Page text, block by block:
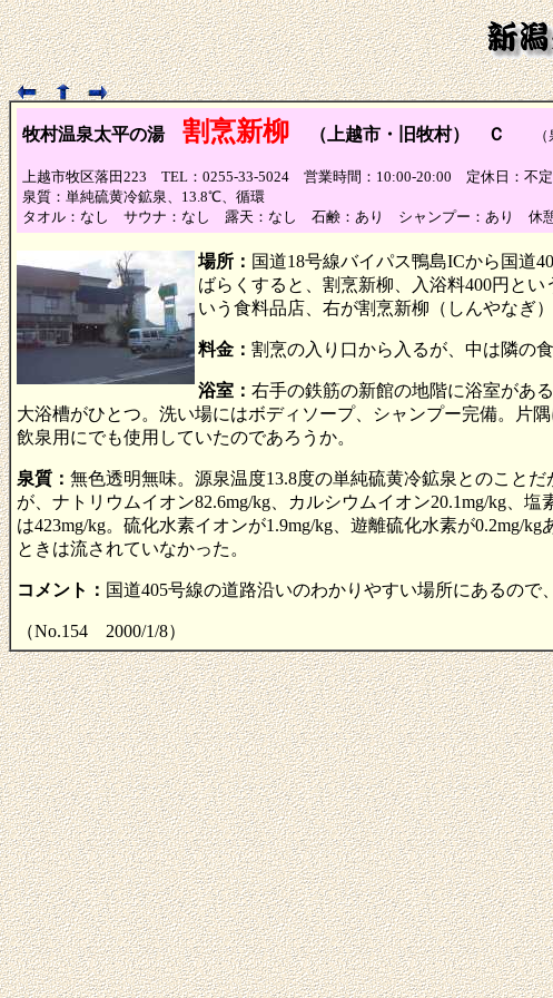
牧村温泉太平の湯 割烹新柳 （上越市・旧牧村） Ｃ （泉
上越市牧区落田223 TEL：0255-33-5024 営業時間：10:00-20:00 定休日：不定
泉質：単純硫黄冷鉱泉、13.8℃、循環
タオル：なし サウナ：なし 露天：なし 石鹸：あり シャンプー：あり 休
場所： 国道18号線バイパス鴨島ICから国道
ばらくすると、割烹新柳、入浴料400円と
いう食料品店、右が割烹新柳（しんやなぎ）
料金： 割烹の入り口から入るが、中は隣の
浴室： 右手の鉄筋の新館の地階に浴室があ
大浴槽がひとつ。洗い場にはボディソープ、シャンプー完備。片
飲泉用にでも使用していたのであろうか。
泉質： 無色透明無味。源泉温度13.8度の単純硫黄冷鉱泉とのこと
が、ナトリウムイオン82.6mg/kg、カルシウムイオン20.1mg/kg、
は423mg/kg。硫化水素イオンが1.9mg/kg、遊離硫化水素が0.2mg/
ときは流されていなかった。
コメント： 国道405号線の道路沿いのわかりやすい場所にあるの
（No.154 2000/1/8）